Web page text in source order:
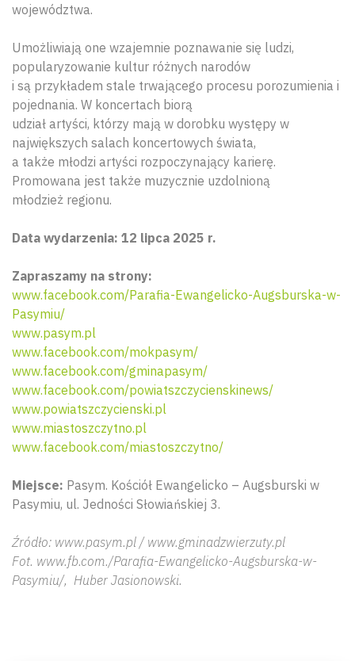
województwa.
Umożliwiają one wzajemnie poznawanie się ludzi,
popularyzowanie kultur różnych narodów
i są przykładem stale trwającego procesu porozumienia i
pojednania. W koncertach biorą
udział artyści, którzy mają w dorobku występy w
największych salach koncertowych świata,
a także młodzi artyści rozpoczynający karierę.
Promowana jest także muzycznie uzdolnioną
młodzież regionu.
Data wydarzenia: 12 lipca 2025 r.
Zapraszamy na strony:
www.facebook.com/Parafia-Ewangelicko-Augsburska-w-
Pasymiu/
www.pasym.pl
www.facebook.com/mokpasym/
www.facebook.com/gminapasym/
www.facebook.com/powiatszczycienskinews/
www.powiatszczycienski.pl
www.miastoszczytno.pl
www.facebook.com/miastoszczytno/
Miejsce: Pasym. Kościół Ewangelicko – Augsburski w
Pasymiu, ul. Jedności Słowiańskiej 3.
Źródło: www.pasym.pl / www.gminadzwierzuty.pl
Fot. www.fb.com./Parafia-Ewangelicko-Augsburska-w-
Pasymiu/, Huber Jasionowski.